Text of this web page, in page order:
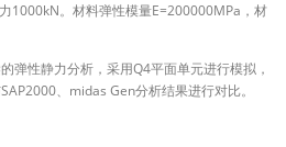
1000kN。材料弹性模量E=200000MPa，材
弹性静力分析，采用Q4平面单元进行模拟，
、midas Gen分析结果进行对比。